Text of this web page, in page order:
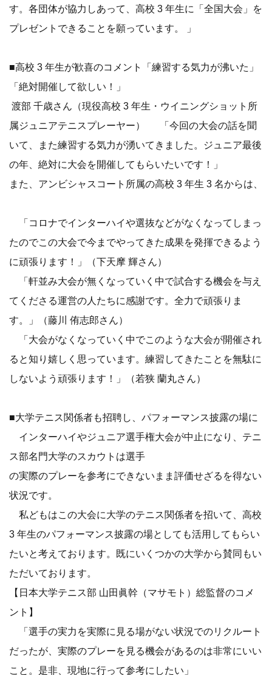
す。各団体が協力しあって、高校 3 年生に「全国大会」を
プレゼントできることを願っています。 」
■高校 3 年生が歓喜のコメント「練習する気力が沸いた」
「絶対開催して欲しい！」
渡部 千歳さん（現役高校 3 年生・ウイニングショット所
属ジュニアテニスプレーヤー） 「今回の大会の話を聞
いて、また練習する気力が湧いてきました。ジュニア最後
の年、絶対に大会を開催してもらいたいです！」
また、アンビシャスコート所属の高校 3 年生 3 名からは、
「コロナでインターハイや選抜などがなくなってしまっ
たのでこの大会で今までやってきた成果を発揮できるよう
に頑張ります！」（下天摩 輝さん）
「軒並み大会が無くなっていく中で試合する機会を与え
てくださる運営の人たちに感謝です。全力で頑張りま
す。」（藤川 侑志郎さん）
「大会がなくなっていく中でこのような大会が開催され
ると知り嬉しく思っています。練習してきたことを無駄に
しないよう頑張ります！」（若狭 蘭丸さん）
■大学テニス関係者も招聘し、パフォーマンス披露の場に
インターハイやジュニア選手権大会が中止になり、テニ
ス部名門大学のスカウトは選手
の実際のプレーを参考にできないまま評価せざるを得ない
状況です。
私どもはこの大会に大学のテニス関係者を招いて、高校
3 年生のパフォーマンス披露の場としても活用してもらい
たいと考えております。既にいくつかの大学から賛同もい
ただいております。
【日本大学テニス部 山田眞幹（マサモト）総監督のコメ
ント】
「選手の実力を実際に見る場がない状況でのリクルート
だったが、実際のプレーを見る機会があるのは非常にいい
こと。是非、現地に行って参考にしたい」